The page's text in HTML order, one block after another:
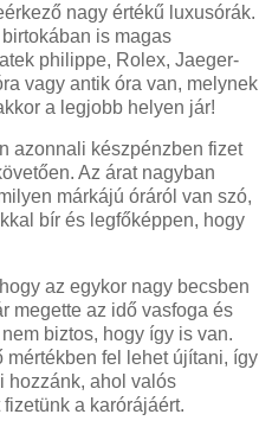
nagy értékű luxusórák.
is magas
philippe, Rolex, Jaeger-
vagy antik óra van, melynek
a legjobb helyen jár!
azonnali készpénzben fizet
Az árat nagyban
márkájú óráról van szó,
bír és legfőképpen, hogy
az egykor nagy becsben
megette az idő vasfoga és
biztos, hogy így is van.
fel lehet újítani, így
hozzánk, ahol valós
a karórájáért.